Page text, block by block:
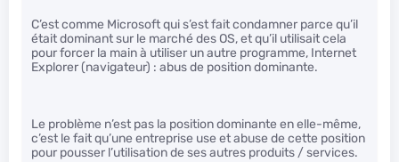
C’est comme Microsoft qui s’est fait condamner parce qu’il
était dominant sur le marché des OS, et qu’il utilisait cela
pour forcer la main à utiliser un autre programme, Internet
Explorer (navigateur) : abus de position dominante.
Le problème n’est pas la position dominante en elle-même,
c’est le fait qu’une entreprise use et abuse de cette position
pour pousser l’utilisation de ses autres produits / services.